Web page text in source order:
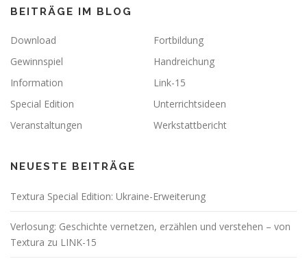
BEITRÄGE IM BLOG
Download
Fortbildung
Gewinnspiel
Handreichung
Information
Link-15
Special Edition
Unterrichtsideen
Veranstaltungen
Werkstattbericht
NEUESTE BEITRÄGE
Textura Special Edition: Ukraine-Erweiterung
Verlosung: Geschichte vernetzen, erzählen und verstehen – von
Textura zu LINK-15